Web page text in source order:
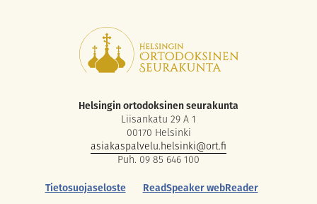
Helsingin ortodoksinen seurakunta
Liisankatu 29 A 1
00170 Helsinki
asiakaspalvelu.helsinki@ort.fi
Puh. 09 85 646 100
Tietosuojaseloste
ReadSpeaker webReader